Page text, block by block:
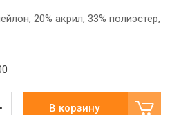
20% акрил, 33% полиэстер,
В корзину